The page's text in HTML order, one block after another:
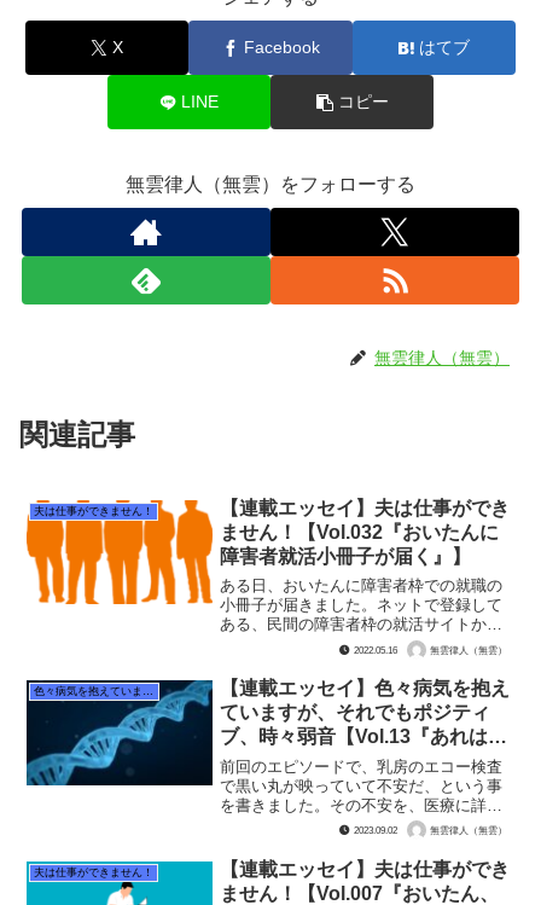
X Facebook はてブ
LINE コピー
無雲律人（無雲）をフォローする
無雲律人（無雲）
関連記事
夫は仕事ができません！
【連載エッセイ】夫は仕事ができ
ません！【Vol.032『おいたんに
障害者就活小冊子が届く』】
ある日、おいたんに障害者枠での就職の
小冊子が届きました。ネットで登録して
ある、民間の障害者枠の就活サイトから
です。 おいたんには期待を込めてその
小冊子を渡しました。おいたんもすぐに
開封して見たそうです。しかし……「こ
れ、ダメだ。学のある人と...
2022.05.16 無雲律人（無雲）
色々病気を抱えていますが、それでもポジティブ、時々弱音
【連載エッセイ】色々病気を抱え
ていますが、それでもポジティ
ブ、時々弱音【Vol.13『あれはき
っと嚢胞だ』】
前回のエピソードで、乳房のエコー検査
で黒い丸が映っていて不安だ、という事
を書きました。その不安を、医療に詳し
い友達に吐露しました。 そうしました
ら、友達からこんな助言が。「確かにが
んは黒く映る。けど、嚢胞のうほうも黒
く映る」 早速嚢胞をググ...
2023.09.02 無雲律人（無雲）
夫は仕事ができません！
【連載エッセイ】夫は仕事ができ
ません！【Vol.007『おいたん、